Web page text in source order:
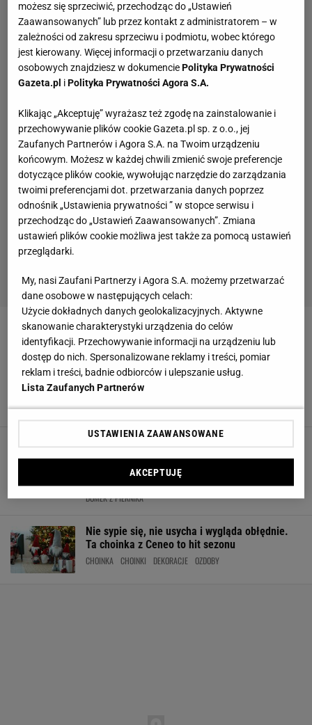
aby jeszcze lepiej odczuwać atmosferę świąt.
Dekoracje: dekoracje na uroczystości
Dekoracje są bardzo istotnym elementem każdego
przyjęcia weselnego, ponieważ nadają całemu
stronie w dziale Dekoracje znajdziecie propozycje różnych
dekoracji weselnych, w tym przykładowe dekoracje sali
weselnej oraz dekoracje stołu weselnego.
Co więcej, wśród propozycji dekoracji często pojawiają
się także pomysły na dekoracje komunijne, które
uświetnią każdą uroczystość.
Zobacz także:
Drewno Dywany Farby Kolory Metamorfozy
DEKORACJE
Koniec minimalizmu: akcenty z PRL-u znowu w
naszych domach. Powrót misy z kolorowego
szkła Murano
DEKORACJE DEKORIA MISKA PRL
działa magia świątecznych chatek i
kamieniczek
BOŻE NARODZENIE DEKORACJE DEKORACJE ŚWIĄTECZNE
DOMEK Z PIERNIKA
Nie sypie się, nie usycha i wygląda obłędnie.
Ta choinka z Ceneo to hit sezonu
CHOINKA CHOINKI DEKORACJE OZDOBY
możesz się sprzeciwić, przechodząc do „Ustawień
Zaawansowanych” lub przez kontakt z administratorem – w
zależności od zakresu sprzeciwu i podmiotu, wobec którego
jest kierowany. Więcej informacji o przetwarzaniu danych
osobowych znajdziesz w dokumencie Polityka Prywatności
Gazeta.pl i Polityka Prywatności Agora S.A.
Klikając „Akceptuję” wyrażasz też zgodę na zainstalowanie i
przechowywanie plików cookie Gazeta.pl sp. z o.o., jej
Zaufanych Partnerów i Agora S.A. na Twoim urządzeniu
końcowym. Możesz w każdej chwili zmienić swoje preferencje
dotyczące plików cookie, wywołując narzędzie do zarządzania
twoimi preferencjami dot. przetwarzania danych poprzez
odnośnik „Ustawienia prywatności ” w stopce serwisu i
przechodząc do „Ustawień Zaawansowanych”. Zmiana
ustawień plików cookie możliwa jest także za pomocą ustawień
przeglądarki.
My, nasi Zaufani Partnerzy i Agora S.A. możemy przetwarzać
dane osobowe w następujących celach:
Użycie dokładnych danych geolokalizacyjnych. Aktywne
skanowanie charakterystyki urządzenia do celów
identyfikacji. Przechowywanie informacji na urządzeniu lub
dostęp do nich. Spersonalizowane reklamy i treści, pomiar
reklam i treści, badnie odbiorców i ulepszanie usług.
Lista Zaufanych Partnerów
USTAWIENIA ZAAWANSOWANE
AKCEPTUJĘ